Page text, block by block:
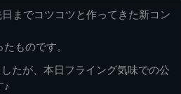
までコツコツと作ってきた新コン
ものです。
たが、本日フライング気味での公
♪